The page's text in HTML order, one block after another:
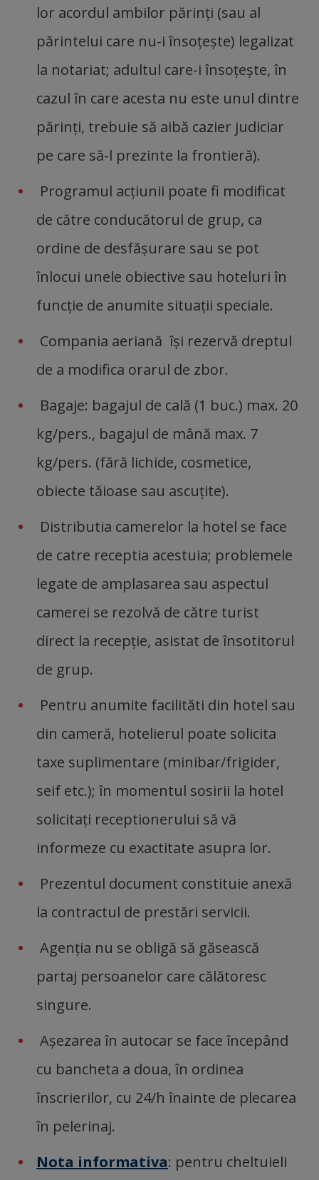
lor acordul ambilor părinţi (sau al
părintelui care nu-i însoţeşte) legalizat
la notariat; adultul care-i însoţeşte, în
cazul în care acesta nu este unul dintre
părinţi, trebuie să aibă cazier judiciar
pe care să-l prezinte la frontieră).
Programul acţiunii poate fi modificat
de către conducătorul de grup, ca
ordine de desfăşurare sau se pot
înlocui unele obiective sau hoteluri în
funcţie de anumite situaţii speciale.
Compania aeriană îşi rezervă dreptul
de a modifica orarul de zbor.
Bagaje: bagajul de cală (1 buc.) max. 20
kg/pers., bagajul de mână max. 7
kg/pers. (fără lichide, cosmetice,
obiecte tăioase sau ascuţite).
Distributia camerelor la hotel se face
de catre receptia acestuia; problemele
legate de amplasarea sau aspectul
camerei se rezolvă de către turist
direct la recepție, asistat de însotitorul
de grup.
Pentru anumite facilităti din hotel sau
din cameră, hotelierul poate solicita
taxe suplimentare (minibar/frigider,
seif etc.); în momentul sosirii la hotel
solicitați receptionerului să vă
informeze cu exactitate asupra lor.
Prezentul document constituie anexă
la contractul de prestări servicii.
Agenția nu se obligă să găsească
partaj persoanelor care călătoresc
singure.
Așezarea în autocar se face începând
cu bancheta a doua, în ordinea
înscrierilor, cu 24/h înainte de plecarea
în pelerinaj.
Nota informativa: pentru cheltuieli